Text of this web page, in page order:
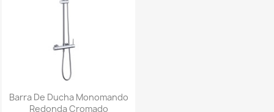
Barra De Ducha Monomando
Redonda Cromado